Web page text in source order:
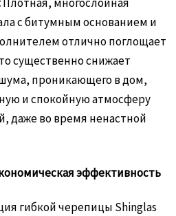
с битумным основанием и
отлично поглощает
существенно снижает
проникающего в дом,
и спокойную атмосферу
даже во время ненастной
эффективность
гибкой черепицы Shinglas